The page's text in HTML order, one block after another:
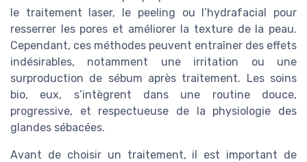
le traitement laser, le peeling ou l’hydrafacial pour
resserrer les pores et améliorer la texture de la peau.
Cependant, ces méthodes peuvent entraîner des effets
indésirables, notamment une irritation ou une
surproduction de sébum après traitement. Les soins
bio, eux, s’intègrent dans une routine douce,
progressive, et respectueuse de la physiologie des
glandes sébacées.
Avant de choisir un traitement, il est important de